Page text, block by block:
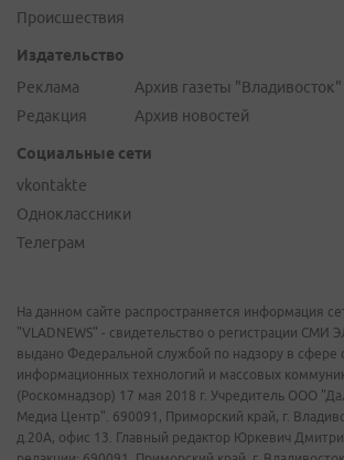
Происшествия
Издательство
Реклама
Редакция
Архив газеты "Владивосток"
Архив новостей
Социальные сети
vkontakte
Одноклассники
Телеграм
На данном сайте распространяется информация
"VLADNEWS" - свидетельство о регистрации СМИ
выдано Федеральной службой по надзору в сфере
информационных технологий и массовых
(Роскомнадзор) 17 мая 2018 г. Учредитель ООО
Медиа Центр". 690091, Приморский край, г.
д.20А, офис 13. Главный редактор Юркевич